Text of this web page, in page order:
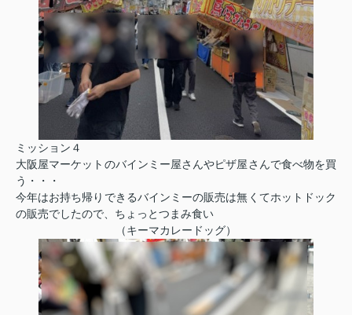
ミッション４
大阪屋マーケットのバインミー屋さんやピザ屋さんで食べ物を買
う・・・
今年はお持ち帰りできるバインミーの販売は無くてホットドック
の販売でしたので、ちょっとつまみ食い
（キーマカレードッグ）